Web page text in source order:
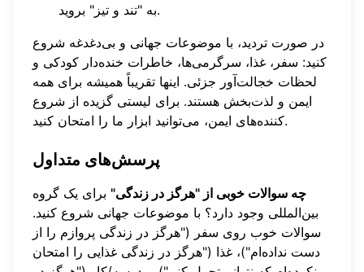
به "تند و تیز" بروید.
در صورت تردید، با موضوعات جهانی و بی‌دغدغه شروع
کنید: سفر، غذا، سرگرمی‌ها، خاطرات خنده‌دار کودکی و
لحظات خجالت‌آور جزئی. اینها تقریباً همیشه برای همه
ایمن و لذت‌بخش هستند. برای لیستی گزیده از شروع
کننده‌های ایمن، می‌توانید ابزار ما را امتحان کنید .
پرسش‌های متداول
چه سوالات خوبی از "هرگز در زندگی" برای یک گروه
بین‌المللی وجود دارد؟ با موضوعات جهانی شروع کنید.
سوالات خوب روی سفر ("هرگز در زندگی پروازم را از
دست نداده‌ام")، غذا ("هرگز در زندگی غذایی را امتحان